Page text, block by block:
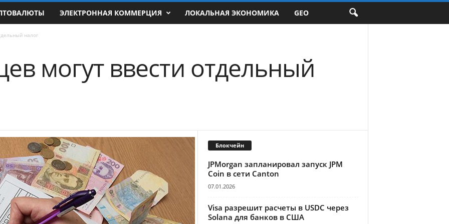
ЭЛЕКТРОННАЯ КОММЕРЦИЯ ЛОКАЛЬНАЯ ЭКОНОМИКА GEO
налог
могут ввести отдельный
Блокчейн
JPMorgan запланировал запуск JPM
Coin в сети Canton
07.01.2026
Visa разрешит расчеты в USDC через
Solana для банков в США